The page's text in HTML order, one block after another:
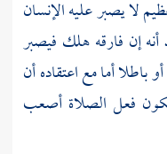
لا يصبر عليه الإنسان
إن فارقه هلك فيصبر
أما مع اعتقاده أن
فعل الصلاة أصعب